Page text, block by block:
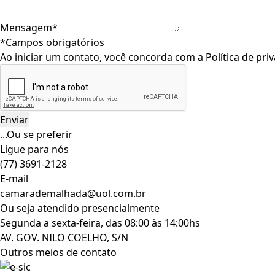
Mensagem*
*Campos obrigatórios
Ao iniciar um contato, você concorda com a Política de
...Ou se preferir
Ligue para nós
(77) 3691-2128
E-mail
camarademalhada@uol.com.br
Ou seja atendido presencialmente
Segunda a sexta-feira, das 08:00 às 14:00hs
AV. GOV. NILO COELHO, S/N
Outros meios de contato